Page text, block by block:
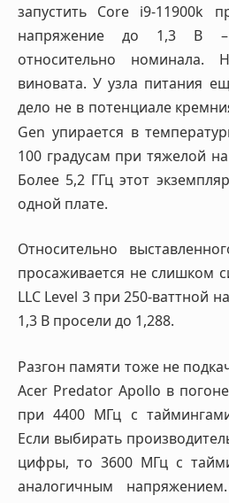
запустить Core i9-11900k
напряжение до 1,3 В
относительно
виновата. У узла питания
дело не в потенциале
Gen упирается в
100 градусам при тяжелой
Более 5,2 ГГц этот
одной плате.
Относительно
просаживается не слишком
LLC Level 3 при 250-ваттной
1,3 В просели до 1,288.
Разгон памяти тоже не
Acer Predator Apollo в
при 4400 МГц с таймингами
Если выбирать
цифры, то 3600 МГц с
аналогичным